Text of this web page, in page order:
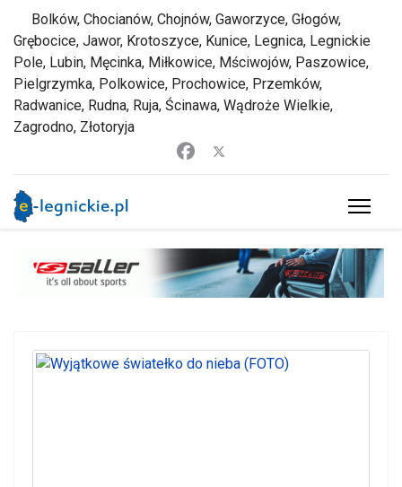
Bolków, Chocianów, Chojnów, Gaworzyce, Głogów,
Grębocice, Jawor, Krotoszyce, Kunice, Legnica, Legnickie
Pole, Lubin, Męcinka, Miłkowice, Mściwojów, Paszowice,
Pielgrzymka, Polkowice, Prochowice, Przemków,
Radwanice, Rudna, Ruja, Ścinawa, Wądroże Wielkie,
Zagrodno, Złotoryja